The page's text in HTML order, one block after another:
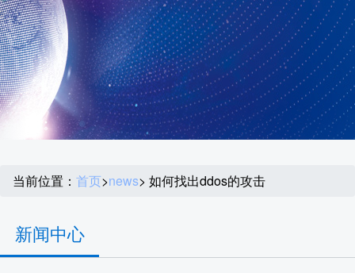
当前位置： 首页>news> 如何找出ddos的攻击
新闻中心